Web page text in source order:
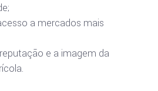
a mercados mais
e a imagem da